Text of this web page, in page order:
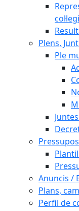
Plens,
Ple
Anuncis /
Plans,
Perfil de